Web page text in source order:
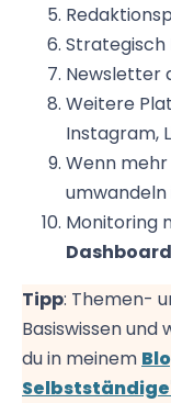
Strategisch
Newsletter
Weitere
Instagram,
Wenn
Monitoring
Dashboard
Tipp: Themen-
Basiswissen und
du in meinem